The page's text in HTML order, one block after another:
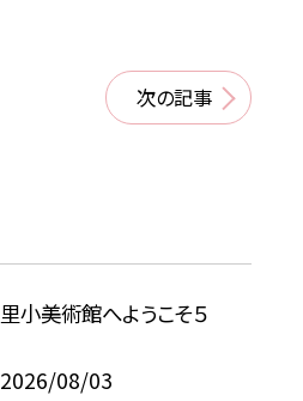
次の記事
里小美術館へようこそ５
2026/08/03